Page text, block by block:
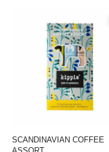
SCANDINAVIAN COFFEE